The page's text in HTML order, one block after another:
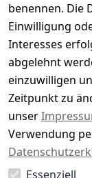
Datenschutz
Zahlarten
Kontakt
Impressum
benennen. Die
Einwilligung
Interesses
abgelehnt
einzuwilligen
Zeitpunkt zu
unser
Verwendung
Essenziell